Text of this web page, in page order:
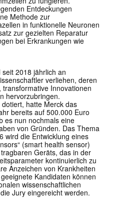
Entdeckungen
Methode zur
in funktionelle Neuronen
zur gezielten Reparatur
bei Erkrankungen wie
2018 jährlich an
verliehen, deren
Innovationen
hervorzubringen.
hatte Merck das
bereits auf 500.000 Euro
es nun nochmals eine
von Gründen. Das Thema
wird die Entwicklung eines
(smart health sensor)
Geräts, das in der
kontinuierlich zu
Anzeichen von Krankheiten
Kandidaten können
wissenschaftlichen
Jury eingereicht werden.